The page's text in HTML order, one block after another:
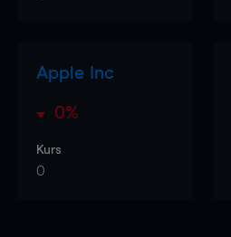
Apple Inc
0%
Kurs
0